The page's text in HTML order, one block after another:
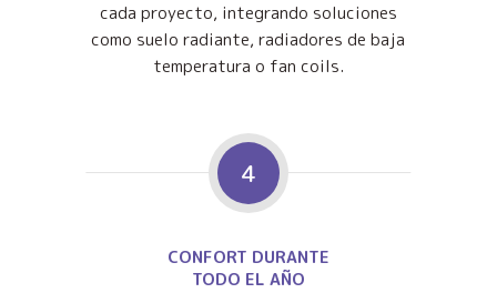
cada proyecto, integrando soluciones
como suelo radiante, radiadores de baja
temperatura o fan coils.
4
CONFORT DURANTE
TODO EL AÑO